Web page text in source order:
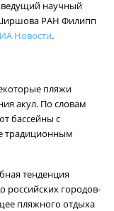
научный
РАН Филипп
Новости.
пляжи
акул. По словам
бассейны с
традиционным
тенденция
российских городов-
пляжного отдыха